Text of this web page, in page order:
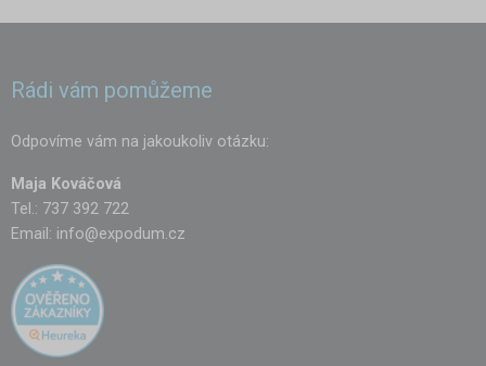
Rádi vám pomůžeme
Odpovíme vám na jakoukoliv otázku:
Maja Kováčová
Tel.: 737 392 722
Email: info@expodum.cz